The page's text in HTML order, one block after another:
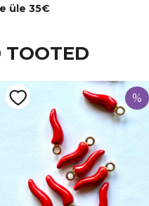
üle 35€
TOOTED
%